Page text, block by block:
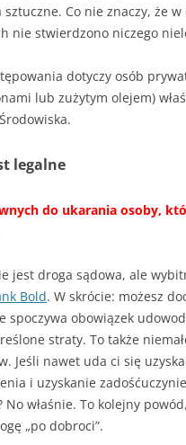
Co nie znaczy, że
nie stwierdzono niczego
dotyczy osób
lub zużytym olejem)
legalne
do ukarania osoby,
jest droga sądowa, ale
Bold. W skrócie: możesz
spoczywa obowiązek
straty. To także
Jeśli nawet uda ci się
i uzyskanie
No właśnie. To kolejny
„po dobroci”.